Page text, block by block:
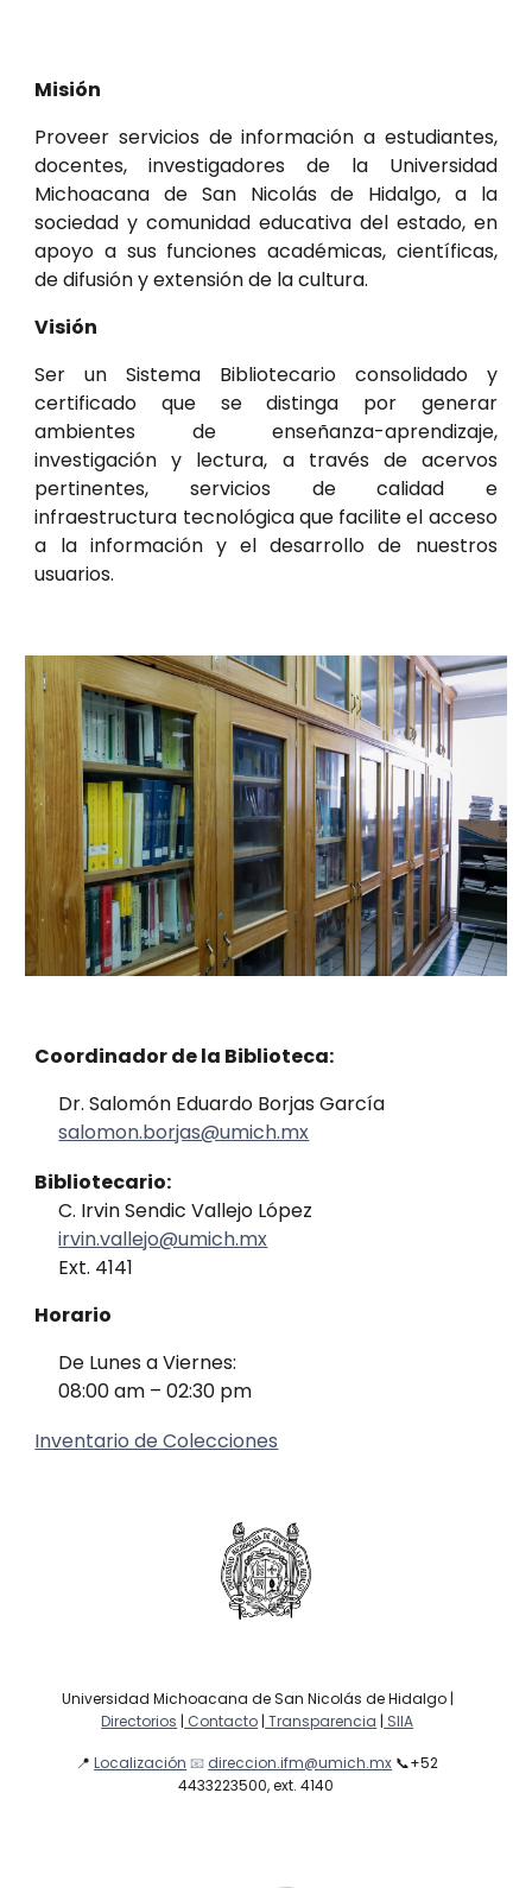
Misión
Proveer servicios de información a estudiantes,
docentes, investigadores de la Universidad
Michoacana de San Nicolás de Hidalgo, a la
sociedad y comunidad educativa del estado, en
apoyo a sus funciones académicas, científicas,
de difusión y extensión de la cultura.
Visión
Ser un Sistema Bibliotecario consolidado y
certificado que se distinga por generar
ambientes de enseñanza-aprendizaje,
investigación y lectura, a través de acervos
pertinentes, servicios de calidad e
infraestructura tecnológica que facilite el acceso
a la información y el desarrollo de nuestros
usuarios.
Coordinador de la Biblioteca:
Dr. Salomón Eduardo Borjas García
salomon.borjas@umich.mx
Bibliotecario:
C. Irvin Sendic Vallejo López
irvin.vallejo@umich.mx
Ext. 4141
Horario
De Lunes a Viernes:
08:00 am – 02:30 pm
Inventario de Colecciones
Universidad Michoacana de San Nicolás de Hidalgo |
Directorios | Contacto | Transparencia | SIIA
📍Localización 📧 direccion.ifm@umich.mx 📞+52
4433223500, ext. 4140